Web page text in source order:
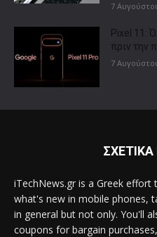
7
Pixel 11:
πριν την
7
iTechNews.gr is a Greek
what's new in mobile phones,
in general but not only. You'll
coupons for bargain